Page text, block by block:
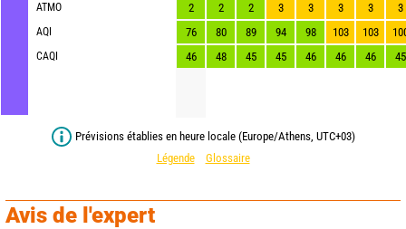
ATMO
AQI
CAQI
2 2 2 3 3 3 3
3
76
80 89 94 98 103 103
46
48 45 45 46 46 46 45
Prévisions établies en heure locale (Europe/Athens, UTC+03)
Légende
Glossaire
Avis de l'expert